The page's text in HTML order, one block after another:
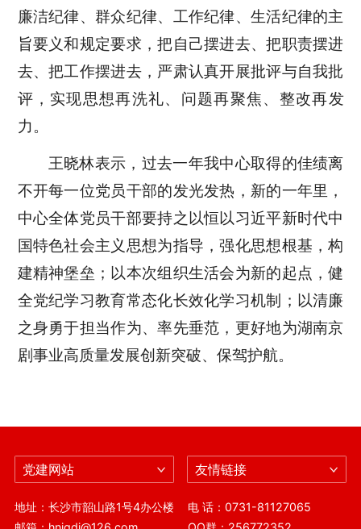
廉洁纪律、群众纪律、工作纪律、生活纪律的主
旨要义和规定要求，把自己摆进去、把职责摆进
去、把工作摆进去，严肃认真开展批评与自我批
评，实现思想再洗礼、问题再聚焦、整改再发
力。
王晓林表示，过去一年我中心取得的佳绩离
不开每一位党员干部的发光发热，新的一年里，
中心全体党员干部要持之以恒以习近平新时代中
国特色社会主义思想为指导，强化思想根基，构
建精神堡垒；以本次组织生活会为新的起点，健
全党纪学习教育常态化长效化学习机制；以清廉
之身勇于担当作为、率先垂范，更好地为湖南京
剧事业高质量发展创新突破、保驾护航。
党建网站 友情链接
地址：长沙市韶山路1号4办公楼
电 话：0731-81127065